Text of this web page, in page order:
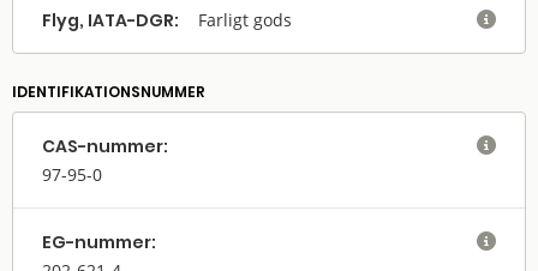
Flyg, IATA-DGR: Farligt gods 
IDENTIFIKATIONSNUMMER
CAS-nummer:
97-95-0

EG-nummer: 